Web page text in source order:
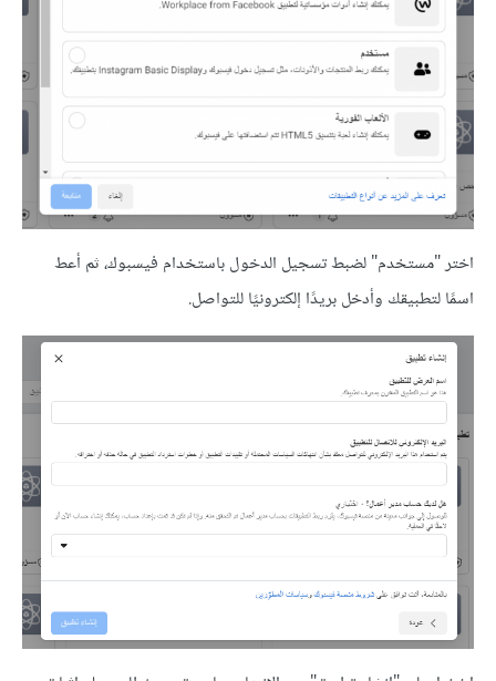
اختر "مستخدم" لضبط تسجيل الدخول باستخدام فيسبوك، ثم أعط
اسمًا لتطبيقك وأدخل بريدًا إلكترونيًا للتواصل.